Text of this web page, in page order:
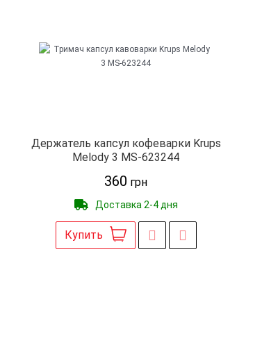
Держатель капсул кофеварки Krups
Melody 3 MS-623244
360 грн
Доставка 2-4 дня
Купить